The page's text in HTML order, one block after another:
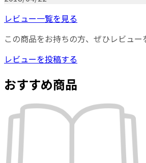
レビュー一覧を見る
この商品をお持ちの方、ぜひレビュー
レビューを投稿する
おすすめ商品